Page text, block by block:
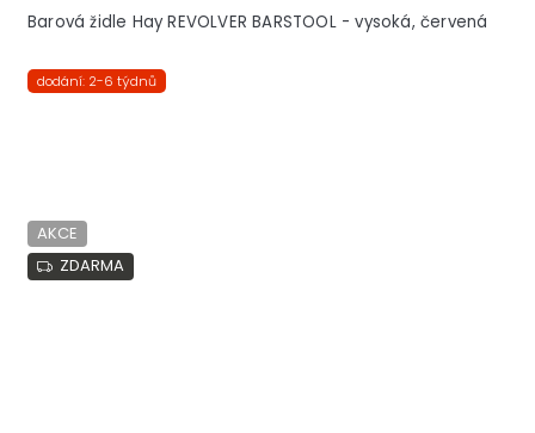
Barová židle Hay REVOLVER BARSTOOL - vysoká, červená
dodání: 2-6 týdnů
AKCE
ZDARMA